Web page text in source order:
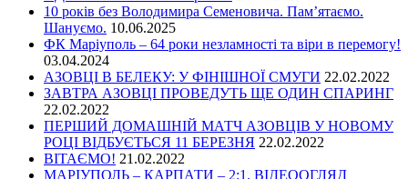
10 років без Володимира Семеновича. Пам’ятаємо.
Шануємо. 10.06.2025
ФК Маріуполь – 64 роки незламності та віри в перемогу!
03.04.2024
АЗОВЦІ В БЕЛЕКУ: У ФІНІШНОЇ СМУГИ 22.02.2022
ЗАВТРА АЗОВЦІ ПРОВЕДУТЬ ЩЕ ОДИН СПАРИНГ
22.02.2022
ПЕРШИЙ ДОМАШНІЙ МАТЧ АЗОВЦІВ У НОВОМУ
РОЦІ ВІДБУЄТЬСЯ 11 БЕРЕЗНЯ 22.02.2022
ВІТАЄМО! 21.02.2022
МАРІУПОЛЬ – КАРПАТИ – 2:1. ВІДЕООГЛЯД